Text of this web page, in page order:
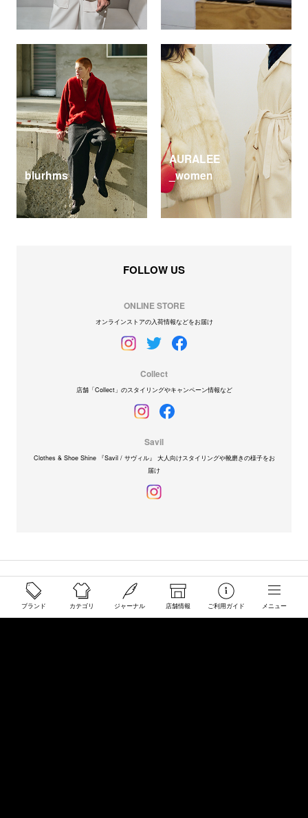
ブランド カテゴリ ジャーナル 店舗情報 ご利用ガイド メニュー
blurhms
AURALEE
_women
FOLLOW US
ONLINE STORE
オンラインストアの入荷情報などをお届け
Collect
店舗「Collect」のスタイリングやキャンペーン情報など
Savil
Clothes & Shoe Shine 『Savil / サヴィル』 大人向けスタイリングや靴磨きの様子をお
届け
ご利用ガイド
配送と送料について